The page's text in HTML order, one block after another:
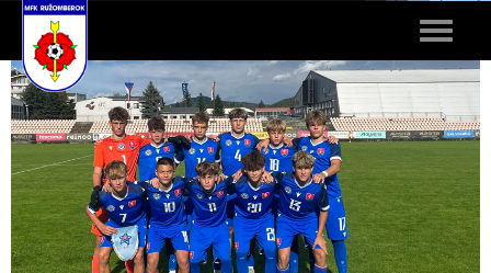
Toggle